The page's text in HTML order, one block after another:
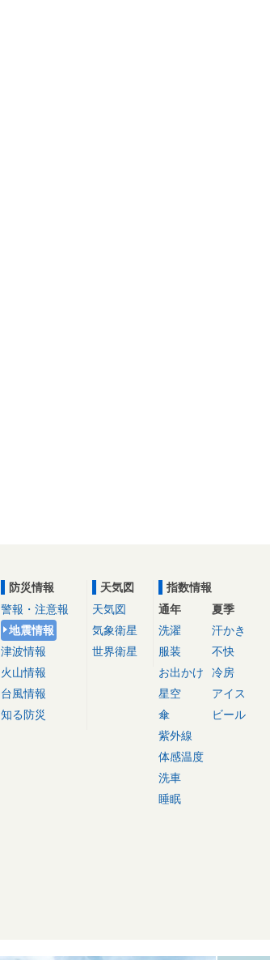
防災情報
警報・注意報
地震情報
津波情報
火山情報
台風情報
知る防災
天気図
天気図
気象衛星
世界衛星
指数情報
通年
洗濯
服装
お出かけ
星空
傘
紫外線
体感温度
洗車
睡眠
夏季
汗かき
不快
冷房
アイス
ビール